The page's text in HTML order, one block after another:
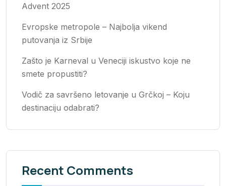
Advent 2025
Evropske metropole – Najbolja vikend
putovanja iz Srbije
Zašto je Karneval u Veneciji iskustvo koje ne
smete propustiti?
Vodič za savršeno letovanje u Grčkoj – Koju
destinaciju odabrati?
Recent Comments